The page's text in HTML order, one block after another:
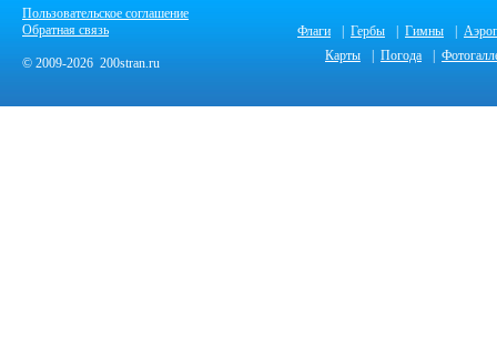
Пользовательское соглашение
Обратная связь
© 2009-2026 200stran.ru
Флаги Гербы Гимны
Карты
Погода